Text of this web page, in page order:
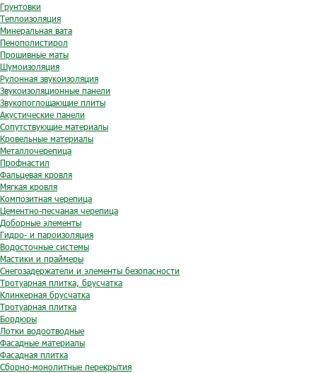
Грунтовки
Теплоизоляция
Минеральная вата
Пенополистирол
Прошивные маты
Шумоизоляция
Рулонная звукоизоляция
Звукоизоляционные панели
Звукопоглощающие плиты
Акустические панели
Сопутствующие материалы
Кровельные материалы
Металлочерепица
Профнастил
Фальцевая кровля
Мягкая кровля
Композитная черепица
Цементно-песчаная черепица
Доборные элементы
Гидро- и пароизоляция
Водосточные системы
Мастики и праймеры
Снегозадержатели и элементы безопасности
Тротуарная плитка, брусчатка
Клинкерная брусчатка
Тротуарная плитка
Бордюры
Лотки водоотводные
Фасадные материалы
Фасадная плитка
Сборно-монолитные перекрытия